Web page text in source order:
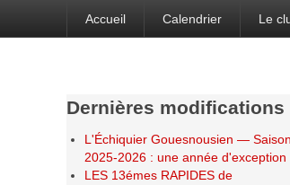
Bienvenue sur le site de
Accueil Calendrier Le
Dernières modifications
L'Échiquier Gouesnousien — Saison
2025-2026 : une année d'exception
LES 13émes RAPIDES de